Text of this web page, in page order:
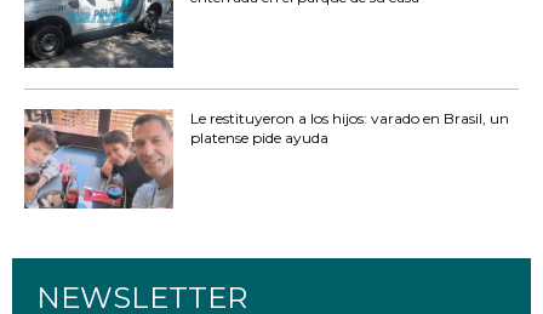
Le restituyeron a los hijos: varado en Brasil, un
platense pide ayuda
NEWSLETTER